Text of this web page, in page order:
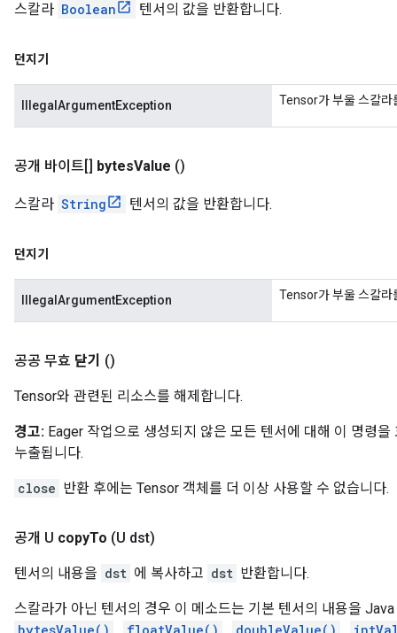
스칼라 Boolean 텐서의 값을 반환합니다.
던지기
IllegalArgumentException Tensor가 부울 스칼라
공개 바이트[] bytesValue ()
스칼라 String 텐서의 값을 반환합니다.
던지기
IllegalArgumentException Tensor가 부울 스칼라
공공 무효 닫기 ()
Tensor와 관련된 리소스를 해제합니다.
경고: Eager 작업으로 생성되지 않은 모든 텐서에 대해 이 명령
누출됩니다.
close 반환 후에는 Tensor 객체를 더 이상 사용할 수 없습니다.
공개 U copyTo (U dst)
텐서의 내용을 dst 에 복사하고 dst 반환합니다.
스칼라가 아닌 텐서의 경우 이 메소드는 기본 텐서의 내용을